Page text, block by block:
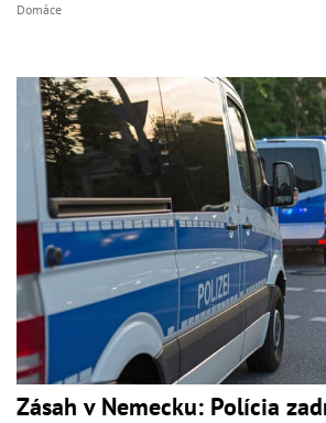
Domáce
Zásah v Nemecku: Polícia